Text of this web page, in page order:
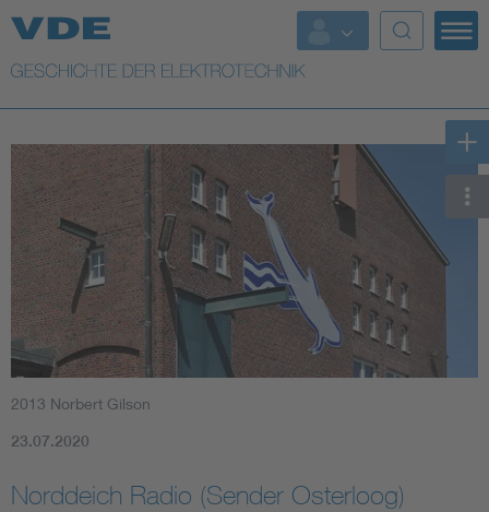
Top Themen
Weitere Themen
2013 Norbert Gilson
23.07.2020
Norddeich Radio (Sender Osterloog)